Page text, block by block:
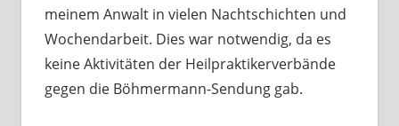
meinem Anwalt in vielen Nachtschichten und
Wochendarbeit. Dies war notwendig, da es
keine Aktivitäten der Heilpraktikerverbände
gegen die Böhmermann-Sendung gab.